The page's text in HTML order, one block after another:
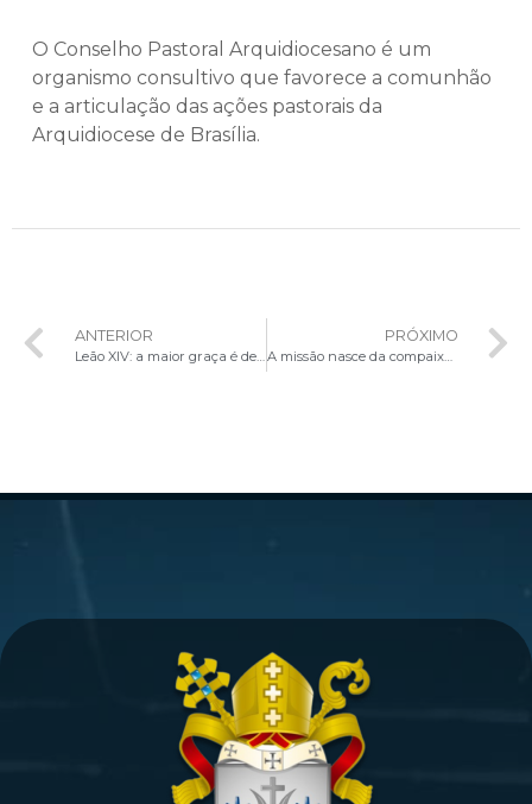
O Conselho Pastoral Arquidiocesano é um
organismo consultivo que favorece a comunhão
e a articulação das ações pastorais da
Arquidiocese de Brasília.
ANTERIOR
Leão XIV: a maior graça é deixarmo-nos evangelizar por aqueles a quem socorremos
PRÓXIMO
A missão nasce da compaixão